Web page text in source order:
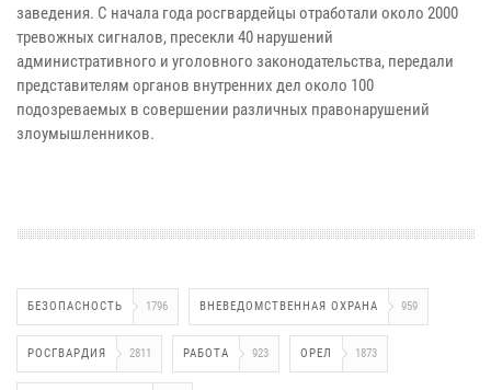
заведения. С начала года росгвардейцы отработали около 2000
тревожных сигналов, пресекли 40 нарушений
административного и уголовного законодательства, передали
представителям органов внутренних дел около 100
подозреваемых в совершении различных правонарушений
злоумышленников.
БЕЗОПАСНОСТЬ 1796 ВНЕВЕДОМСТВЕННАЯ ОХРАНА 959
РОСГВАРДИЯ 2811 РАБОТА 923 ОРЕЛ 1873